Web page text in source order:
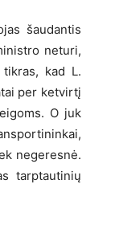
šaudantis
neturi,
kad L.
per ketvirtį
O juk
negeresnė.
tarptautinių